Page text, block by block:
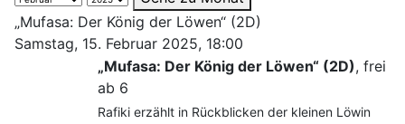
„Mufasa: Der König der Löwen“ (2D)
Samstag, 15. Februar 2025, 18:00
„Mufasa: Der König der Löwen“ (2D), frei
ab 6
Rafiki erzählt in Rückblicken der kleinen Löwin